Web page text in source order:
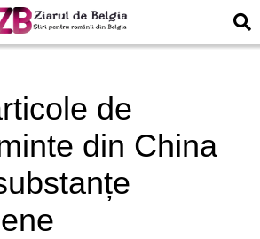
de
din China